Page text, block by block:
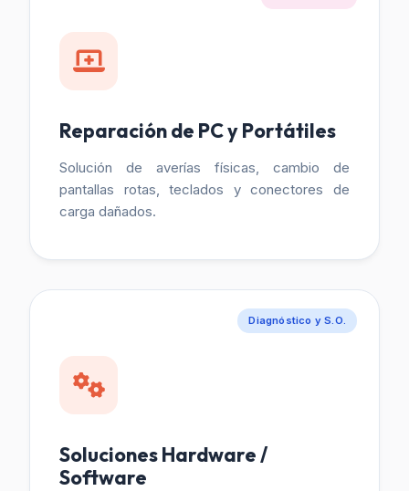
Reparación de PC y Portátiles
Solución de averías físicas, cambio de
pantallas rotas, teclados y conectores de
carga dañados.
Diagnóstico y S.O.
Soluciones Hardware /
Software